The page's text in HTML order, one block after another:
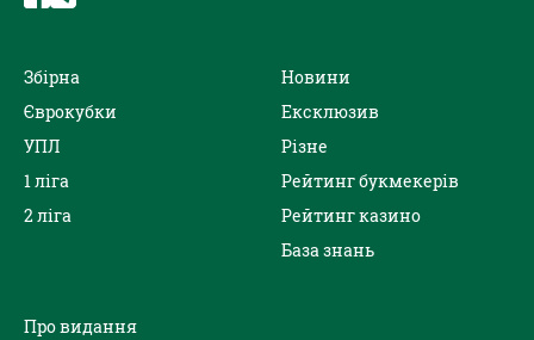
Збірна
Єврокубки
УПЛ
1 ліга
2 ліга
Новини
Ексклюзив
Різне
Рейтинг букмекерів
Рейтинг казино
База знань
Про видання